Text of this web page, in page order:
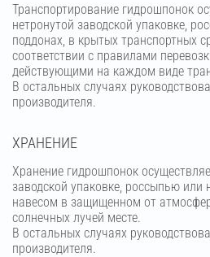
Транспортирование гидрошпонок
нетронутой заводской упаковке,
поддонах, в крытых транспортных
соответствии с правилами
действующими на каждом виде
В остальных случаях
производителя.
ХРАНЕНИЕ
Хранение гидрошпонок
заводской упаковке, россыпью или
навесом в защищенном от
солнечных лучей месте.
В остальных случаях
производителя.